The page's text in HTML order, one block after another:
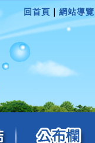
回首頁 網站導覽